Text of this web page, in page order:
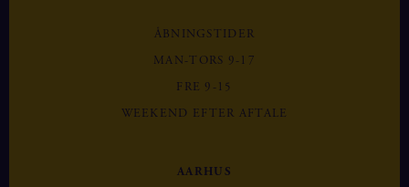
ÅBNINGSTIDER
MAN-TORS 9-17
FRE 9-15
WEEKEND EFTER AFTALE
AARHUS